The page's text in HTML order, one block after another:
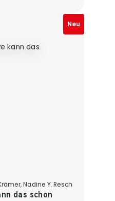
Neu
Nadine Y. Resch
das schon